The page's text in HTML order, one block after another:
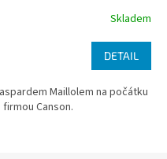
Skladem
DETAIL
Maillolem na počátku
Canson.